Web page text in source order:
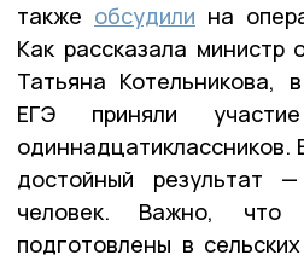
также обсудили на
Как рассказала министр
Татьяна Котельникова,
ЕГЭ приняли
одиннадцатиклассников.
достойный результат
человек. Важно, что
подготовлены в